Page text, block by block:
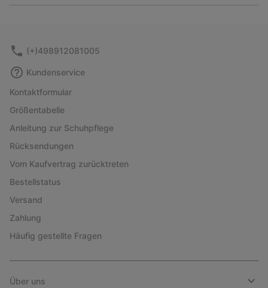
or
(+)498912081005
Kundenservice
Kontaktformular
Größentabelle
Anleitung zur Schuhpflege
Rücksendungen
Vom Kaufvertrag zurücktreten
Bestellstatus
Versand
Zahlung
Häufig gestellte Fragen
Über uns